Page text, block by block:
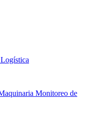
Logística
Monitoreo de